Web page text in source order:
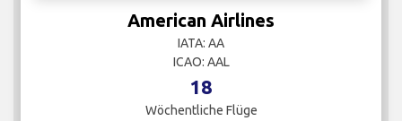
American Airlines
IATA: AA
ICAO: AAL
18
Wöchentliche Flüge